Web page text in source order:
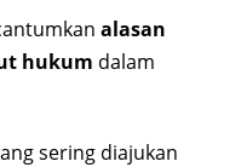
alasan
hukum dalam
sering diajukan